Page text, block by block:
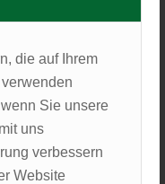
die auf Ihrem
Sie unsere
uns
verbessern
Website
als eine
verbinden sich
gezielte
und ein
Natur. Hier